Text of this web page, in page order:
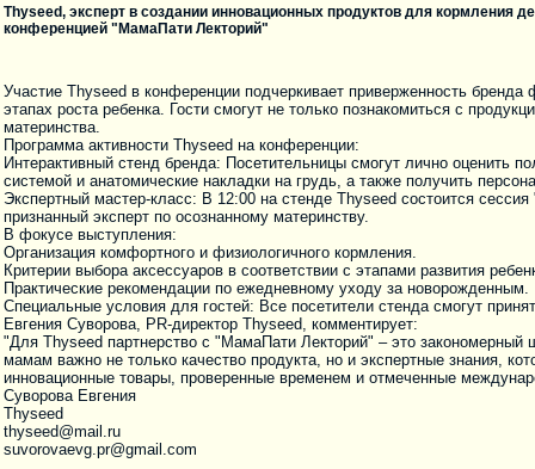
Thyseed, эксперт в создании инновационных продуктов для кормления
конференцией "МамаПати Лекторий"
Участие Thyseed в конференции подчеркивает приверженность
этапах роста ребенка. Гости смогут не только познакомиться с
материнства.
Программа активности Thyseed на конференции:
Интерактивный стенд бренда: Посетительницы смогут лично оценить
системой и анатомические накладки на грудь, а также получить
Экспертный мастер-класс: В 12:00 на стенде Thyseed состоится
признанный эксперт по осознанному материнству.
В фокусе выступления:
Организация комфортного и физиологичного кормления.
Критерии выбора аксессуаров в соответствии с этапами развития
Практические рекомендации по ежедневному уходу за новорожденным.
Специальные условия для гостей: Все посетители стенда смогут
Евгения Суворова, PR-директор Thyseed, комментирует:
"Для Thyseed партнерство с "МамаПати Лекторий" – это
мамам важно не только качество продукта, но и экспертные знания,
инновационные товары, проверенные временем и отмеченные
Суворова Евгения
Thyseed
thyseed@mail.ru
suvorovaevg.pr@gmail.com